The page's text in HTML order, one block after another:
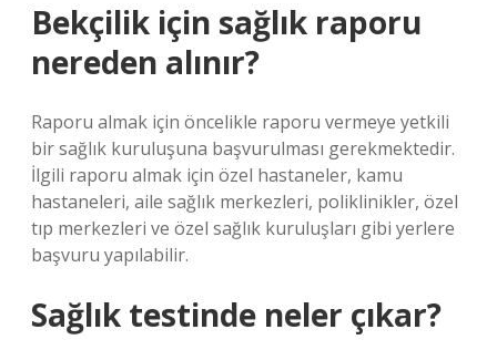
Bekçilik için sağlık raporu
nereden alınır?
Raporu almak için öncelikle raporu vermeye yetkili
bir sağlık kuruluşuna başvurulması gerekmektedir.
İlgili raporu almak için özel hastaneler, kamu
hastaneleri, aile sağlık merkezleri, poliklinikler, özel
tıp merkezleri ve özel sağlık kuruluşları gibi yerlere
başvuru yapılabilir.
Sağlık testinde neler çıkar?